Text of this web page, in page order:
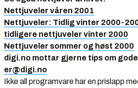
Nettjuveler våren 2001
Nettjuveler: Tidlig vinter 2000-
tidligere nettjuveler vinter 2000
Nettjuveler sommer og høst 2000
digi.no mottar gjerne tips om
er@digi.no
Ikke all programvare har en prislapp